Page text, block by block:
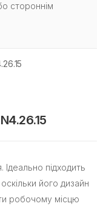
стороннім
Ідеально підходить
його дизайн
робочому місцю